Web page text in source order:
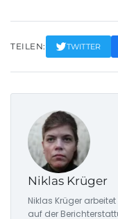
TEILEN: TWITTER
Niklas Krüger
Niklas Krüger
auf der